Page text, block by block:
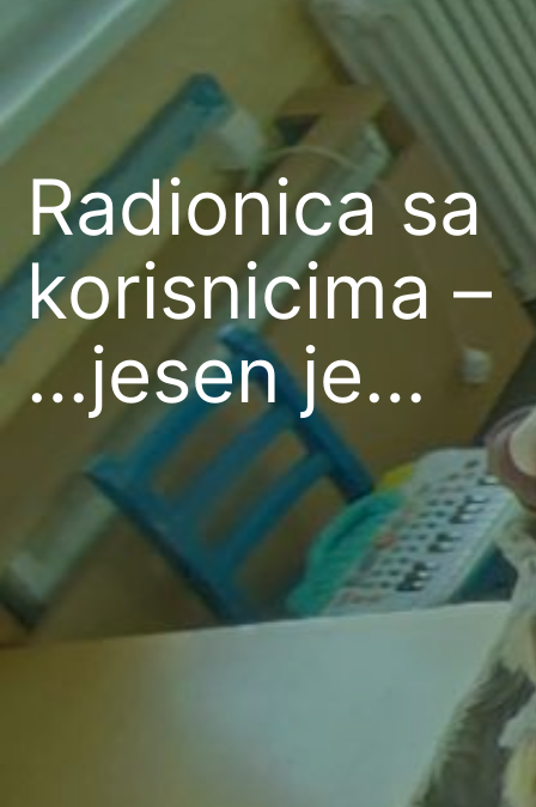
Radionica sa
korisnicima –
…jesen je…